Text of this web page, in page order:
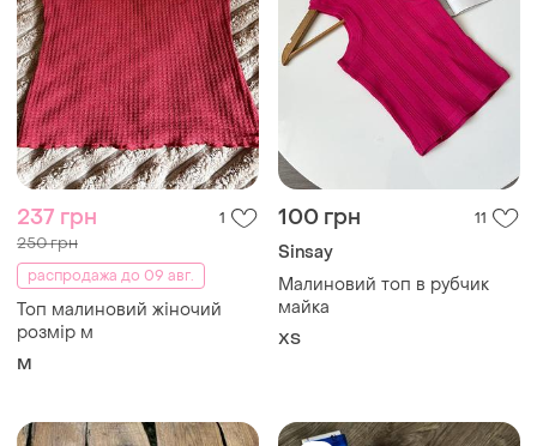
237 грн 1
250 грн
распродажа до 09 авг.
Топ малиновий жіночий
розмір м
M
100 грн 11
Sinsay
Малиновий топ в рубчик
майка
ХS